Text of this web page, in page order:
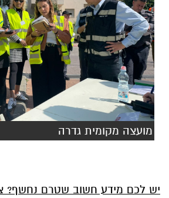
מועצה מקומית גדרה
יש לכם מידע חשוב שטרם נחשף?